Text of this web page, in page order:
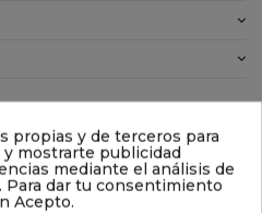
propias y de terceros para
mostrarte publicidad
mediante el análisis de
dar tu consentimiento
Acepto.